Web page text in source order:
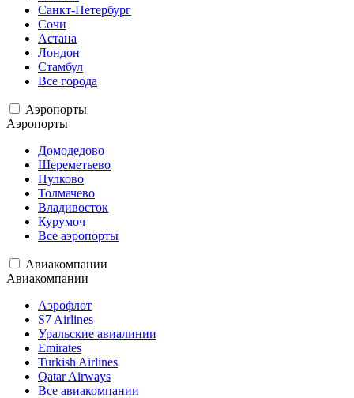
Санкт-Петербург
Сочи
Астана
Лондон
Стамбул
Все города
Аэропорты
Аэропорты
Домодедово
Шереметьево
Пулково
Толмачево
Владивосток
Курумоч
Все аэропорты
Авиакомпании
Авиакомпании
Аэрофлот
S7 Airlines
Уральские авиалинии
Emirates
Turkish Airlines
Qatar Airways
Все авиакомпании